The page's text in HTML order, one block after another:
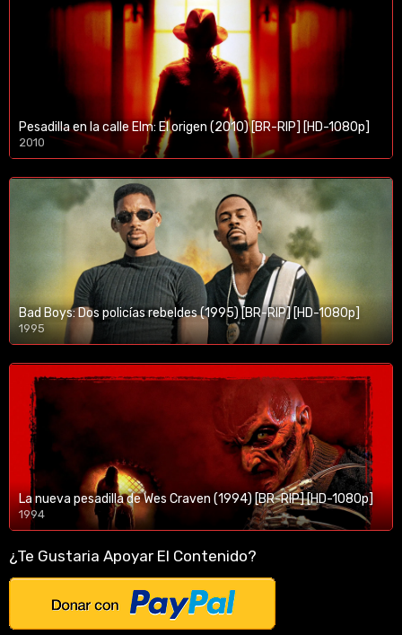
Pesadilla en la calle Elm: El origen (2010) [BR-RIP] [HD-1080p]
2010
1080p/720p
Bad Boys: Dos policías rebeldes (1995) [BR-RIP] [HD-1080p]
1995
1080p/720p
La nueva pesadilla de Wes Craven (1994) [BR-RIP] [HD-1080p]
1994
1080p/720p
¿Te Gustaria Apoyar El Contenido?